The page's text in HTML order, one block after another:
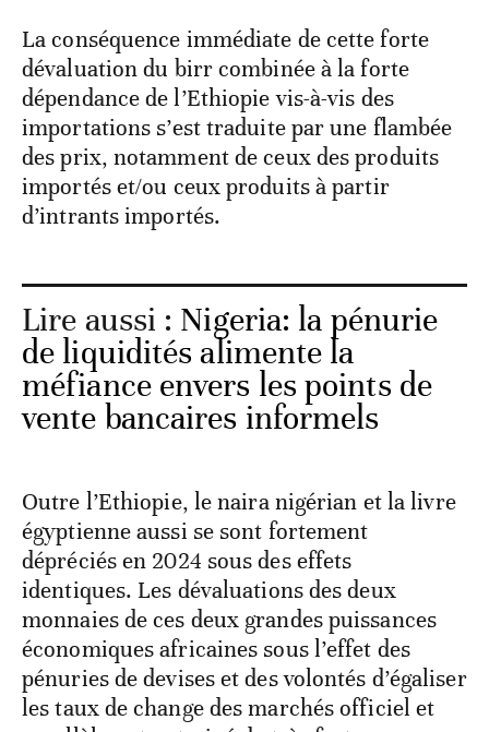
La conséquence immédiate de cette forte
dévaluation du birr combinée à la forte
dépendance de l’Ethiopie vis-à-vis des
importations s’est traduite par une flambée
des prix, notamment de ceux des produits
importés et/ou ceux produits à partir
d’intrants importés.
Lire aussi : Nigeria: la pénurie
de liquidités alimente la
méfiance envers les points de
vente bancaires informels
Outre l’Ethiopie, le naira nigérian et la livre
égyptienne aussi se sont fortement
dépréciés en 2024 sous des effets
identiques. Les dévaluations des deux
monnaies de ces deux grandes puissances
économiques africaines sous l’effet des
pénuries de devises et des volontés d’égaliser
les taux de change des marchés officiel et